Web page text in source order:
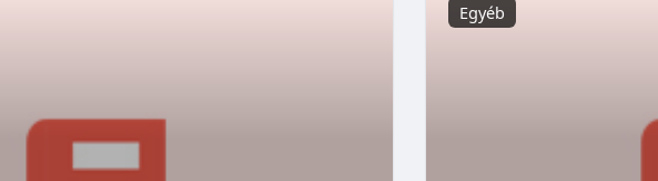
Egyéb